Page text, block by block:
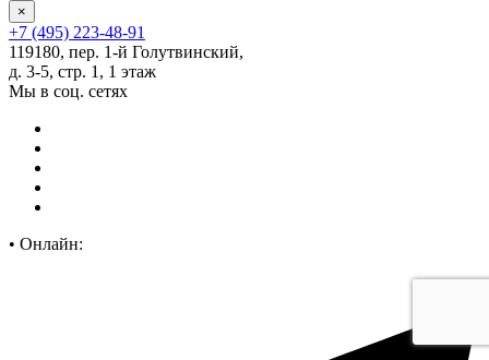
×
+7 (495) 223-48-91
119180, пер. 1-й Голутвинский,
д. 3-5, стр. 1, 1 этаж
Мы в соц. сетях
• Онлайн: